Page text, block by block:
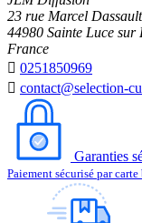
23 rue Marcel Dassault
44980 Sainte Luce sur
France
 0251850969
 contact@selection-
Garanties
Paiement sécurisé par